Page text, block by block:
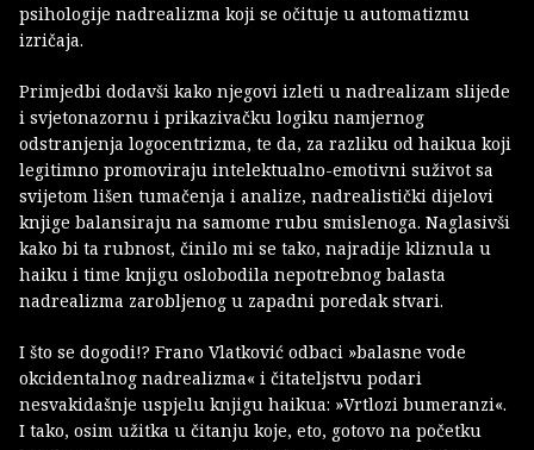
psihologije nadrealizma koji se očituje u automatizmu
izričaja.
Primjedbi dodavši kako njegovi izleti u nadrealizam slijede
i svjetonazornu i prikazivačku logiku namjernog
odstranjenja logocentrizma, te da, za razliku od haikua koji
legitimno promoviraju intelektualno-emotivni suživot sa
svijetom lišen tumačenja i analize, nadrealistički dijelovi
knjige balansiraju na samome rubu smislenoga. Naglasivši
kako bi ta rubnost, činilo mi se tako, najradije kliznula u
haiku i time knjigu oslobodila nepotrebnog balasta
nadrealizma zarobljenog u zapadni poredak stvari.
I što se dogodi!? Frano Vlatković odbaci »balasne vode
okcidentalnog nadrealizma« i čitateljstvu podari
nesvakidašnje uspjelu knjigu haikua: »Vrtlozi bumeranzi«.
I tako, osim užitka u čitanju koje, eto, gotovo na početku